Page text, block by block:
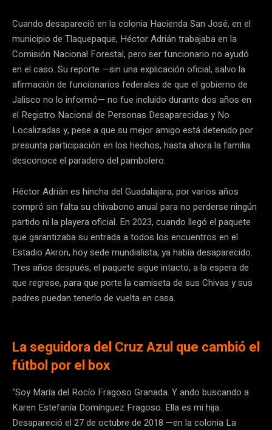
Cuando desapareció en la colonia Hacienda San José, en el
municipio de Tlaquepaque, Héctor Adrián trabajaba en la
Comisión Nacional Forestal, pero ser funcionario no ayudó
en el caso. Su reporte —sin una explicación oficial, salvo la
afirmación de funcionarios federales de que el gobierno de
Jalisco no lo informó— no fue incluido durante dos años en
el Registro Nacional de Personas Desaparecidas y No
Localizadas y, pese a que su mejor amigo está detenido por
presunta participación en los hechos, hasta ahora la familia
desconoce el paradero del pambolero.
Héctor Adrián es hincha del Guadalajara, por varios años
compró sin falta su chivabono anual para no perderse ningún
partido ni la playera oficial. En 2023, cuando llegó el paquete
que garantizaba su entrada a todos los encuentros en el
Estadio Akron, hoy sede mundialista, ya había desaparecido.
Tres años después, el paquete sigue intacto, a la espera de
que regrese, para que porte la camiseta de sus Chivas y sus
padres puedan tenerlo de vuelta en casa.
La seguidora del Cruz Azul que cambió el
fútbol por el box
“Soy María del Rocío Fragoso Granada. Y ando buscando a
Karen Estefanía Domínguez Fragoso. Ella es mi hija.
Desapareció el 27 de octubre de 2018 —en la colonia La